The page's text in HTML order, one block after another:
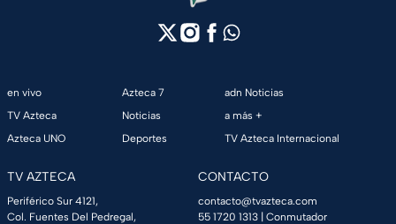
en vivo
TV Azteca
Azteca UNO
Azteca 7
Noticias
Deportes
adn Noticias
a más +
TV Azteca Internacional
TV AZTECA
Periférico Sur 4121,
Col. Fuentes Del Pedregal,
CONTACTO
contacto@tvazteca.com
55 1720 1313 | Conmutador